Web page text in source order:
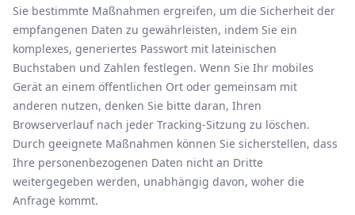
Sie bestimmte Maßnahmen ergreifen, um die Sicherheit der
empfangenen Daten zu gewährleisten, indem Sie ein
komplexes, generiertes Passwort mit lateinischen
Buchstaben und Zahlen festlegen. Wenn Sie Ihr mobiles
Gerät an einem öffentlichen Ort oder gemeinsam mit
anderen nutzen, denken Sie bitte daran, Ihren
Browserverlauf nach jeder Tracking-Sitzung zu löschen.
Durch geeignete Maßnahmen können Sie sicherstellen, dass
Ihre personenbezogenen Daten nicht an Dritte
weitergegeben werden, unabhängig davon, woher die
Anfrage kommt.